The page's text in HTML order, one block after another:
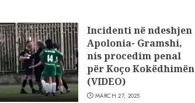
Incidenti në ndeshjen
Apolonia- Gramshi,
nis procedim penal
për Koço Kokëdhimën
(VIDEO)
MARCH 27, 2025